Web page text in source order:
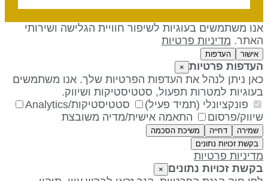
משתמשים בעוגיות לשיפור חוויית הגלישה ושירותי
מדיניות פרטיות
אישור העדפות
פרטיות ×
ניתן לנהל את העדפות הפרטיות שלך. אנו משתמשים
למטרות תפעול, סטטיסטיקות ושיווק.
פונקציונלי (תמיד פעיל)
סטטיסטיקות/Analytics
פרסום
התאמה אישית/מדיה משובצת
שמירה דחייה
משיכת הסכמה
בקשת זכויות נתונים
פרטיות
זכויות נתונים